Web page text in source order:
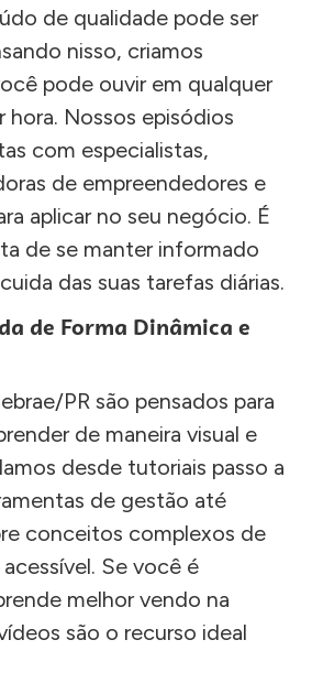
de qualidade pode ser
nisso, criamos
pode ouvir em qualquer
hora. Nossos episódios
com especialistas,
de empreendedores e
aplicar no seu negócio. É
de se manter informado
das suas tarefas diárias.
de Forma Dinâmica e
PR são pensados para
de maneira visual e
desde tutoriais passo a
de gestão até
conceitos complexos de
Se você é
melhor vendo na
são o recurso ideal